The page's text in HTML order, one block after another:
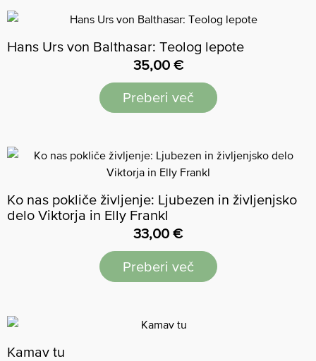
Hans Urs von Balthasar: Teolog lepote
35,00 €
Preberi več
Ko nas pokliče življenje: Ljubezen in življenjsko
delo Viktorja in Elly Frankl
33,00 €
Preberi več
Kamav tu